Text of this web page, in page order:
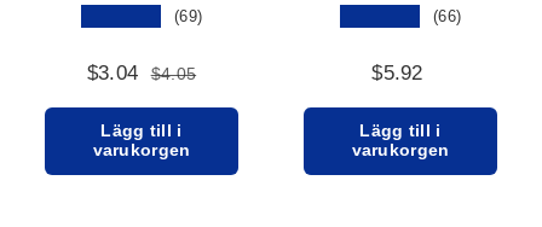
(69)
$3.04 $4.05
Lägg till i
varukorgen
(66)
$5.92
Lägg till i
varukorgen